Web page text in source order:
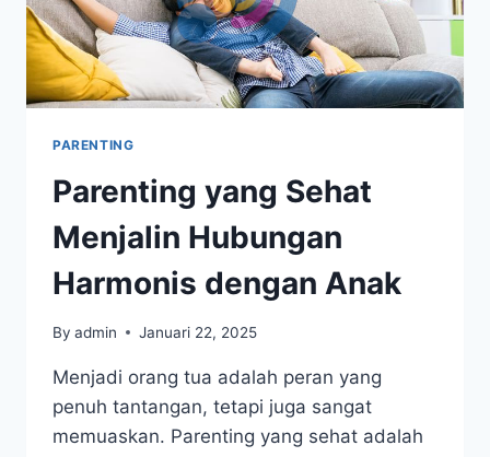
PARENTING
Parenting yang Sehat
Menjalin Hubungan
Harmonis dengan Anak
By admin Januari 22, 2025
Menjadi orang tua adalah peran yang
penuh tantangan, tetapi juga sangat
memuaskan. Parenting yang sehat adalah